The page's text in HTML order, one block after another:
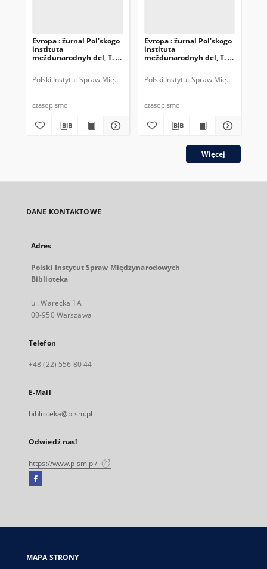
Evropa : žurnal Pol'skogo
instituta
meždunarodnyh del, T. 4,
Polski Instytut Spraw Międzynarodowych.
czasopismo
Evropa : žurnal Pol'skogo
instituta
meždunarodnyh del, T. 3,
Polski Instytut Spraw
czasopismo
Więcej
DANE KONTAKTOWE
Adres
Polski Instytut Spraw Międzynarodowych
Biblioteka
ul. Warecka 1A
00-950 Warszawa
Telefon
+48 (22) 556 80 44
E-Mail
biblioteka@pism.pl
Odwiedź nas!
https://www.pism.pl/
Facebook
się
karcie
MAPA STRONY